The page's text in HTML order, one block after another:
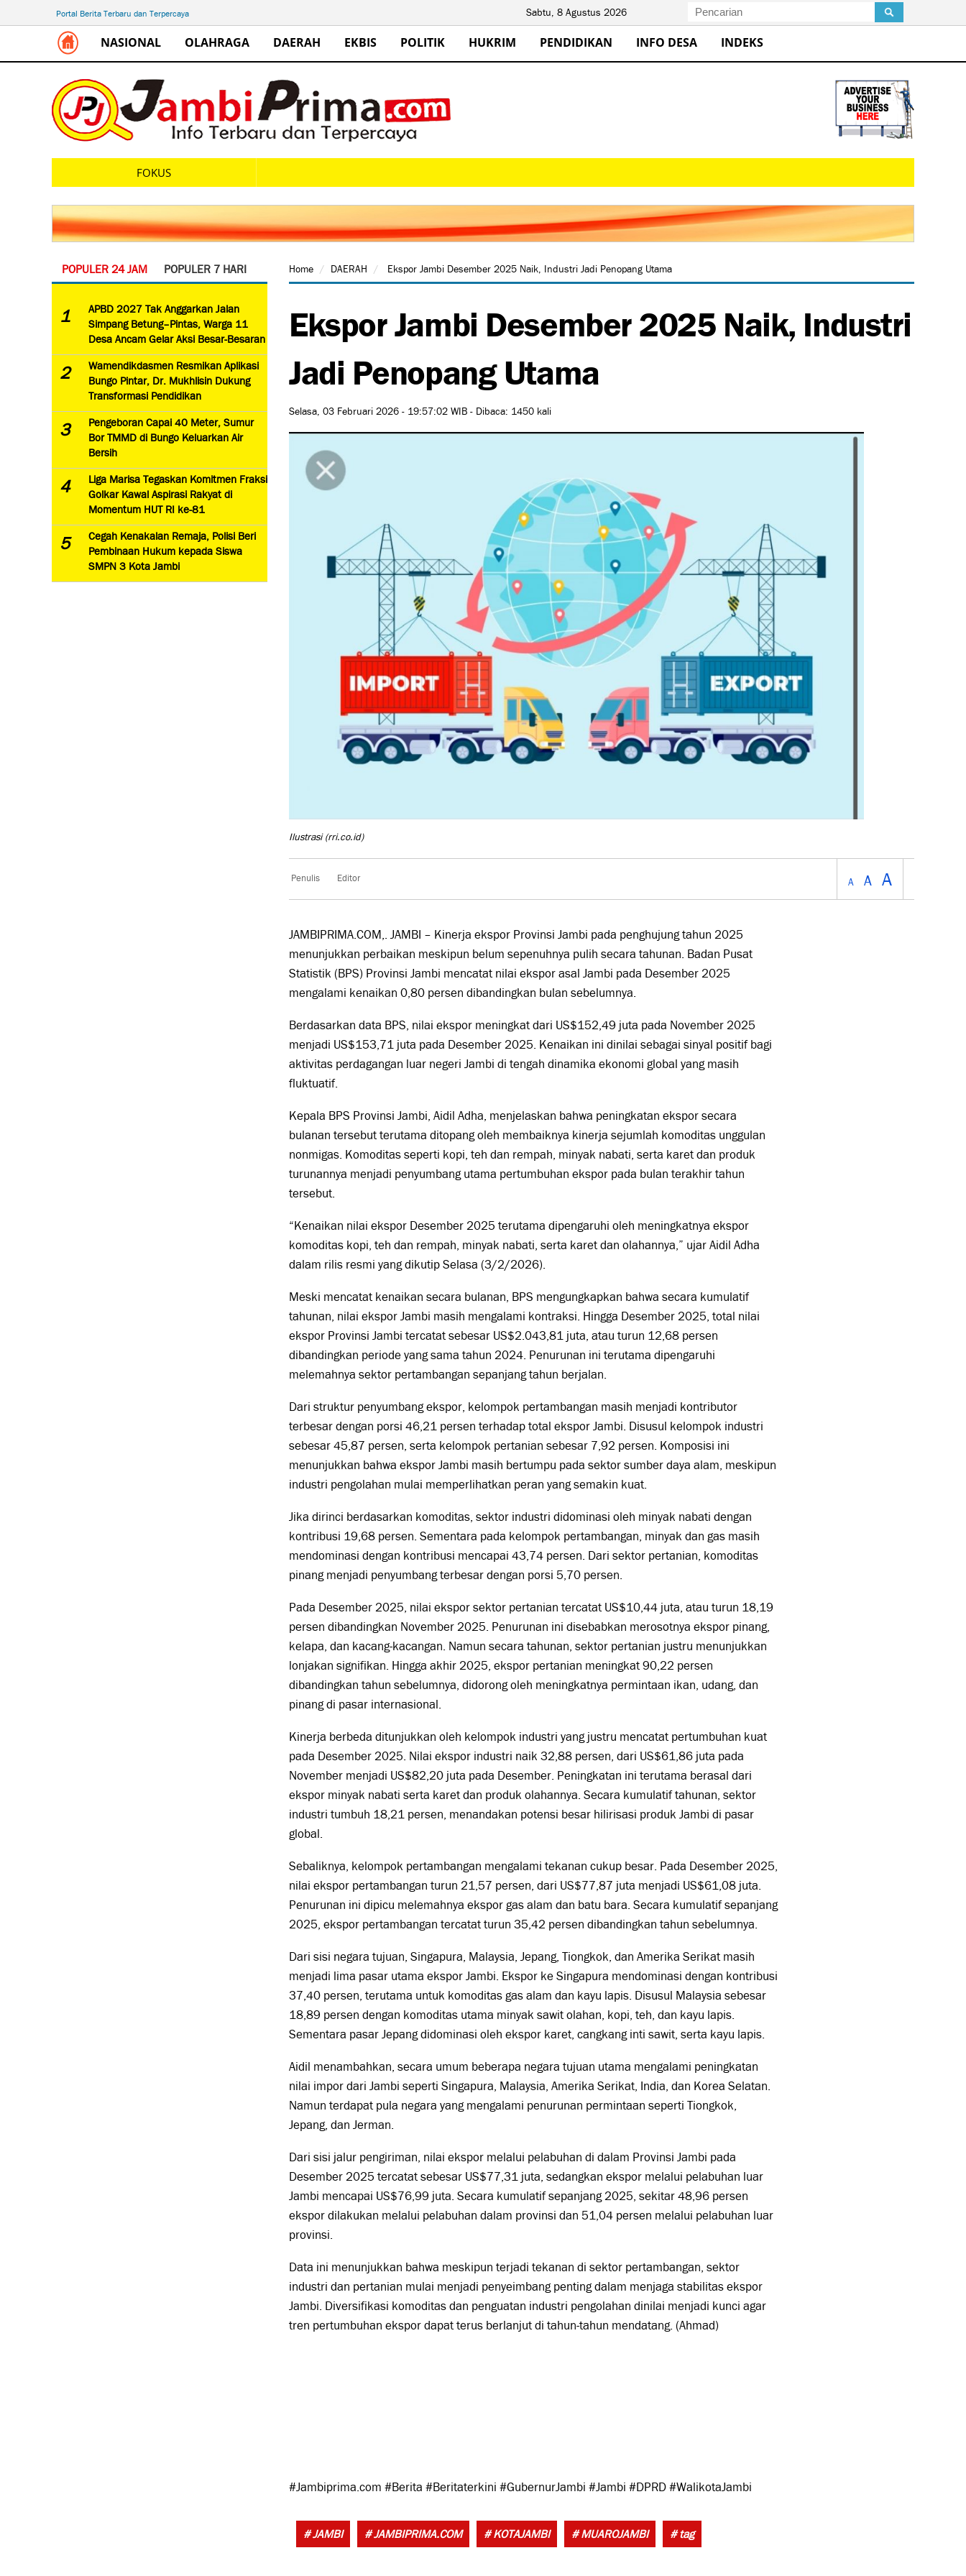
Portal Berita Terbaru dan Terpercaya Sabtu, 8 Agustus 2026
NASIONAL OLAHRAGA DAERAH EKBIS POLITIK HUKRIM PENDIDIKAN INFO DESA INDEKS
FOKUS
POPULER 24 JAM POPULER 7 HARI
1
APBD 2027 Tak Anggarkan Jalan
Simpang Betung–Pintas, Warga 11
Desa Ancam Gelar Aksi Besar-Besaran
2
Wamendikdasmen Resmikan Aplikasi
Bungo Pintar, Dr. Mukhlisin Dukung
Transformasi Pendidikan
3
Pengeboran Capai 40 Meter, Sumur
Bor TMMD di Bungo Keluarkan Air
Bersih
4
Liga Marisa Tegaskan Komitmen Fraksi
Golkar Kawal Aspirasi Rakyat di
Momentum HUT RI ke-81
5
Cegah Kenakalan Remaja, Polisi Beri
Pembinaan Hukum kepada Siswa
SMPN 3 Kota Jambi
Home DAERAH Ekspor Jambi Desember 2025 Naik, Industri Jadi Penopang Utama
Ekspor Jambi Desember 2025 Naik, Industri
Jadi Penopang Utama
Selasa, 03 Februari 2026 - 19:57:02 WIB - Dibaca: 1450 kali
Ilustrasi(rri.co.id)
Penulis Editor A A A
JAMBIPRIMA.COM,. JAMBI – Kinerja ekspor Provinsi Jambi pada penghujung tahun 2025
menunjukkan perbaikan meskipun belum sepenuhnya pulih secara tahunan. Badan Pusat
Statistik (BPS) Provinsi Jambi mencatat nilai ekspor asal Jambi pada Desember 2025
mengalami kenaikan 0,80 persen dibandingkan bulan sebelumnya.
Berdasarkan data BPS, nilai ekspor meningkat dari US$152,49 juta pada November 2025
menjadi US$153,71 juta pada Desember 2025. Kenaikan ini dinilai sebagai sinyal positif bagi
aktivitas perdagangan luar negeri Jambi di tengah dinamika ekonomi global yang masih
fluktuatif.
Kepala BPS Provinsi Jambi, Aidil Adha, menjelaskan bahwa peningkatan ekspor secara
bulanan tersebut terutama ditopang oleh membaiknya kinerja sejumlah komoditas unggulan
nonmigas. Komoditas seperti kopi, teh dan rempah, minyak nabati, serta karet dan produk
turunannya menjadi penyumbang utama pertumbuhan ekspor pada bulan terakhir tahun
tersebut.
“Kenaikan nilai ekspor Desember 2025 terutama dipengaruhi oleh meningkatnya ekspor
komoditas kopi, teh dan rempah, minyak nabati, serta karet dan olahannya,” ujar Aidil Adha
dalam rilis resmi yang dikutip Selasa (3/2/2026).
Meski mencatat kenaikan secara bulanan, BPS mengungkapkan bahwa secara kumulatif
tahunan, nilai ekspor Jambi masih mengalami kontraksi. Hingga Desember 2025, total nilai
ekspor Provinsi Jambi tercatat sebesar US$2.043,81 juta, atau turun 12,68 persen
dibandingkan periode yang sama tahun 2024. Penurunan ini terutama dipengaruhi
melemahnya sektor pertambangan sepanjang tahun berjalan.
Dari struktur penyumbang ekspor, kelompok pertambangan masih menjadi kontributor
terbesar dengan porsi 46,21 persen terhadap total ekspor Jambi. Disusul kelompok industri
sebesar 45,87 persen, serta kelompok pertanian sebesar 7,92 persen. Komposisi ini
menunjukkan bahwa ekspor Jambi masih bertumpu pada sektor sumber daya alam, meskipun
industri pengolahan mulai memperlihatkan peran yang semakin kuat.
Jika dirinci berdasarkan komoditas, sektor industri didominasi oleh minyak nabati dengan
kontribusi 19,68 persen. Sementara pada kelompok pertambangan, minyak dan gas masih
mendominasi dengan kontribusi mencapai 43,74 persen. Dari sektor pertanian, komoditas
pinang menjadi penyumbang terbesar dengan porsi 5,70 persen.
Pada Desember 2025, nilai ekspor sektor pertanian tercatat US$10,44 juta, atau turun 18,19
persen dibandingkan November 2025. Penurunan ini disebabkan merosotnya ekspor pinang,
kelapa, dan kacang-kacangan. Namun secara tahunan, sektor pertanian justru menunjukkan
lonjakan signifikan. Hingga akhir 2025, ekspor pertanian meningkat 90,22 persen
dibandingkan tahun sebelumnya, didorong oleh meningkatnya permintaan ikan, udang, dan
pinang di pasar internasional.
Kinerja berbeda ditunjukkan oleh kelompok industri yang justru mencatat pertumbuhan kuat
pada Desember 2025. Nilai ekspor industri naik 32,88 persen, dari US$61,86 juta pada
November menjadi US$82,20 juta pada Desember. Peningkatan ini terutama berasal dari
ekspor minyak nabati serta karet dan produk olahannya. Secara kumulatif tahunan, sektor
industri tumbuh 18,21 persen, menandakan potensi besar hilirisasi produk Jambi di pasar
global.
Sebaliknya, kelompok pertambangan mengalami tekanan cukup besar. Pada Desember 2025,
nilai ekspor pertambangan turun 21,57 persen, dari US$77,87 juta menjadi US$61,08 juta.
Penurunan ini dipicu melemahnya ekspor gas alam dan batu bara. Secara kumulatif sepanjang
2025, ekspor pertambangan tercatat turun 35,42 persen dibandingkan tahun sebelumnya.
Dari sisi negara tujuan, Singapura, Malaysia, Jepang, Tiongkok, dan Amerika Serikat masih
menjadi lima pasar utama ekspor Jambi. Ekspor ke Singapura mendominasi dengan kontribusi
37,40 persen, terutama untuk komoditas gas alam dan kayu lapis. Disusul Malaysia sebesar
18,89 persen dengan komoditas utama minyak sawit olahan, kopi, teh, dan kayu lapis.
Sementara pasar Jepang didominasi oleh ekspor karet, cangkang inti sawit, serta kayu lapis.
Aidil menambahkan, secara umum beberapa negara tujuan utama mengalami peningkatan
nilai impor dari Jambi seperti Singapura, Malaysia, Amerika Serikat, India, dan Korea Selatan.
Namun terdapat pula negara yang mengalami penurunan permintaan seperti Tiongkok,
Jepang, dan Jerman.
Dari sisi jalur pengiriman, nilai ekspor melalui pelabuhan di dalam Provinsi Jambi pada
Desember 2025 tercatat sebesar US$77,31 juta, sedangkan ekspor melalui pelabuhan luar
Jambi mencapai US$76,99 juta. Secara kumulatif sepanjang 2025, sekitar 48,96 persen
ekspor dilakukan melalui pelabuhan dalam provinsi dan 51,04 persen melalui pelabuhan luar
provinsi.
Data ini menunjukkan bahwa meskipun terjadi tekanan di sektor pertambangan, sektor
industri dan pertanian mulai menjadi penyeimbang penting dalam menjaga stabilitas ekspor
Jambi. Diversifikasi komoditas dan penguatan industri pengolahan dinilai menjadi kunci agar
tren pertumbuhan ekspor dapat terus berlanjut di tahun-tahun mendatang. (Ahmad)
#Jambiprima.com #Berita #Beritaterkini #GubernurJambi #Jambi #DPRD #WalikotaJambi
# JAMBI # JAMBIPRIMA.COM # KOTAJAMBI # MUAROJAMBI # tag